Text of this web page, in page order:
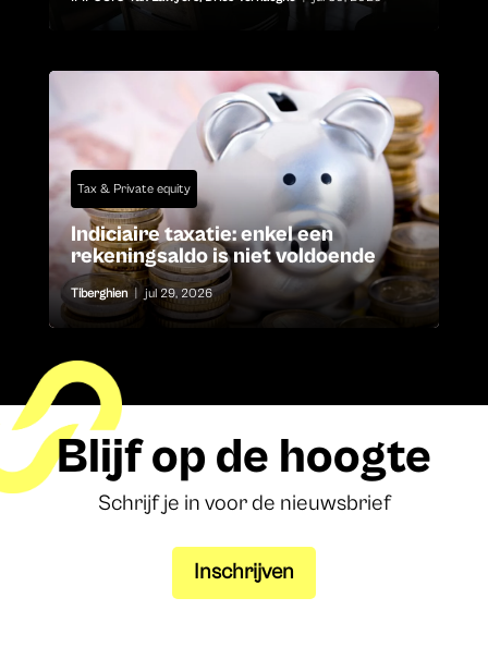
Tax & Private equity
Indiciaire taxatie: enkel een
rekeningsaldo is niet voldoende
Tiberghien jul 29, 2026
Blijf op de hoogte
Schrijf je in voor de nieuwsbrief
Inschrijven